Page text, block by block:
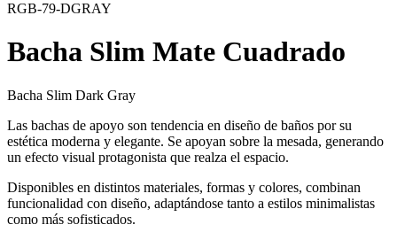
RGB-79-DGRAY
Bacha Slim Mate Cuadrado
Bacha Slim Dark Gray
Las bachas de apoyo son tendencia en diseño de baños por su
estética moderna y elegante. Se apoyan sobre la mesada, generando
un efecto visual protagonista que realza el espacio.
Disponibles en distintos materiales, formas y colores, combinan
funcionalidad con diseño, adaptándose tanto a estilos minimalistas
como más sofisticados.